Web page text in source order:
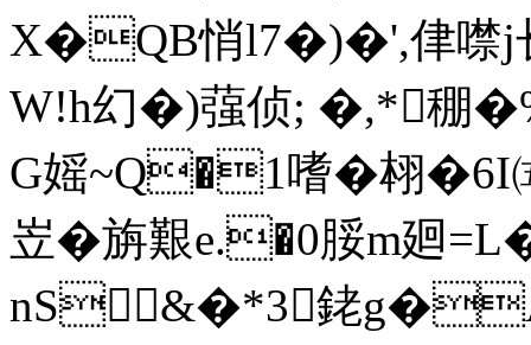
X�QB悄l7�)�',侓噤j
W!h幻�)蔃侦; �,*稝
G媱~Q�1嗜�翉�6I
岦�旃艱e.�0脮m廻
nS&�*3銠